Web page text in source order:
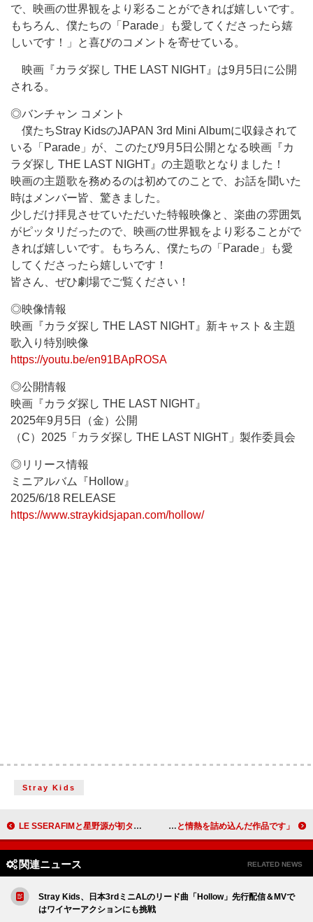
で、映画の世界観をより彩ることができれば嬉しいです。
もちろん、僕たちの「Parade」も愛してくださったら嬉
しいです！」と喜びのコメントを寄せている。
映画『カラダ探し THE LAST NIGHT』は9月5日に公開
される。
◎バンチャン コメント
僕たちStray KidsのJAPAN 3rd Mini Albumに収録されて
いる「Parade」が、このたび9月5日公開となる映画『カ
ラダ探し THE LAST NIGHT』の主題歌となりました！
映画の主題歌を務めるのは初めてのことで、お話を聞いた
時はメンバー皆、驚きました。
少しだけ拝見させていただいた特報映像と、楽曲の雰囲気
がピッタリだったので、映画の世界観をより彩ることがで
きれば嬉しいです。もちろん、僕たちの「Parade」も愛
してくださったら嬉しいです！
皆さん、ぜひ劇場でご覧ください！
◎映像情報
映画『カラダ探し THE LAST NIGHT』新キャスト＆主題
歌入り特別映像
https://youtu.be/en91BApROSA
◎公開情報
映画『カラダ探し THE LAST NIGHT』
2025年9月5日（金）公開
（C）2025「カラダ探し THE LAST NIGHT」製作委員会
◎リリース情報
ミニアルバム『Hollow』
2025/6/18 RELEASE
https://www.straykidsjapan.com/hollow/
Stray Kids
LE SSERAFIMと星野源が初タッグ、Netflixシリーズ『My Melody & Kuromi』主題歌を担当 aoen、デビューSG発売を記念したショーケース開催「ポジティブなエネルギーと情熱を詰め込んだ作品です」
関連ニュース RELATED NEWS
Stray Kids、日本3rdミニALのリード曲「Hollow」先行配信＆MVで
はワイヤーアクションにも挑戦